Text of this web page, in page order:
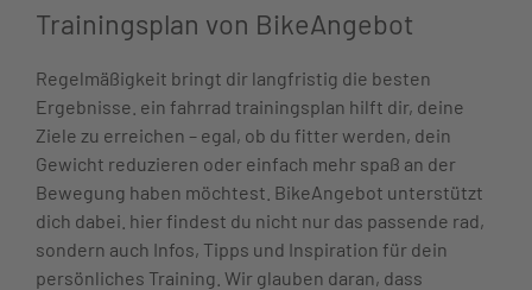
Trainingsplan von BikeAngebot
Regelmäßigkeit bringt dir langfristig die besten
Ergebnisse. ein fahrrad trainingsplan hilft dir, deine
Ziele zu erreichen – egal, ob du fitter werden, dein
Gewicht reduzieren oder einfach mehr spaß an der
Bewegung haben möchtest. BikeAngebot unterstützt
dich dabei. hier findest du nicht nur das passende rad,
sondern auch Infos, Tipps und Inspiration für dein
persönliches Training. Wir glauben daran, dass